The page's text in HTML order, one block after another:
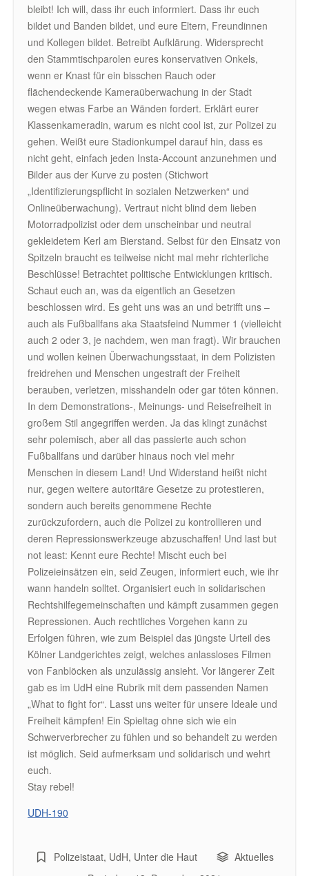
bleibt! Ich will, dass ihr euch informiert. Dass ihr euch
bildet und Banden bildet, und eure Eltern, Freundinnen
und Kollegen bildet. Betreibt Aufklärung. Widersprecht
den Stammtischparolen eures konservativen Onkels,
wenn er Knast für ein bisschen Rauch oder
flächendeckende Kameraüberwachung in der Stadt
wegen etwas Farbe an Wänden fordert. Erklärt eurer
Klassenkameradin, warum es nicht cool ist, zur Polizei zu
gehen. Weißt eure Stadionkumpel darauf hin, dass es
nicht geht, einfach jeden Insta-Account anzunehmen und
Bilder aus der Kurve zu posten (Stichwort
„Identifizierungspflicht in sozialen Netzwerken“ und
Onlineüberwachung). Vertraut nicht blind dem lieben
Motorradpolizist oder dem unscheinbar und neutral
gekleidetem Kerl am Bierstand. Selbst für den Einsatz von
Spitzeln braucht es teilweise nicht mal mehr richterliche
Beschlüsse! Betrachtet politische Entwicklungen kritisch.
Schaut euch an, was da eigentlich an Gesetzen
beschlossen wird. Es geht uns was an und betrifft uns –
auch als Fußballfans aka Staatsfeind Nummer 1 (vielleicht
auch 2 oder 3, je nachdem, wen man fragt). Wir brauchen
und wollen keinen Überwachungsstaat, in dem Polizisten
freidrehen und Menschen ungestraft der Freiheit
berauben, verletzen, misshandeln oder gar töten können.
In dem Demonstrations-, Meinungs- und Reisefreiheit in
großem Stil angegriffen werden. Ja das klingt zunächst
sehr polemisch, aber all das passierte auch schon
Fußballfans und darüber hinaus noch viel mehr
Menschen in diesem Land! Und Widerstand heißt nicht
nur, gegen weitere autoritäre Gesetze zu protestieren,
sondern auch bereits genommene Rechte
zurückzufordern, auch die Polizei zu kontrollieren und
deren Repressionswerkzeuge abzuschaffen! Und last but
not least: Kennt eure Rechte! Mischt euch bei
Polizeieinsätzen ein, seid Zeugen, informiert euch, wie ihr
wann handeln solltet. Organisiert euch in solidarischen
Rechtshilfegemeinschaften und kämpft zusammen gegen
Repressionen. Auch rechtliches Vorgehen kann zu
Erfolgen führen, wie zum Beispiel das jüngste Urteil des
Kölner Landgerichtes zeigt, welches anlassloses Filmen
von Fanblöcken als unzulässig ansieht. Vor längerer Zeit
gab es im UdH eine Rubrik mit dem passenden Namen
„What to fight for“. Lasst uns weiter für unsere Ideale und
Freiheit kämpfen! Ein Spieltag ohne sich wie ein
Schwerverbrecher zu fühlen und so behandelt zu werden
ist möglich. Seid aufmerksam und solidarisch und wehrt
euch.
Stay rebel!
UDH-190
Polizeistaat, UdH, Unter die Haut
Aktuelles